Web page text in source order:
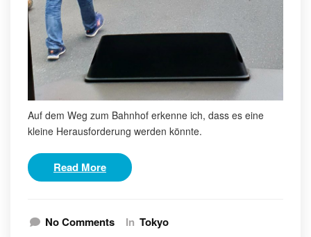
Auf dem Weg zum Bahnhof erkenne ich, dass es eine
kleine Herausforderung werden könnte.
Read More
No Comments In Tokyo